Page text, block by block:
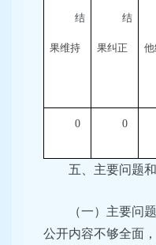
结
果维持
结
果纠正
0 0
五、主要问题
（一）主要问
公开内容不够全面